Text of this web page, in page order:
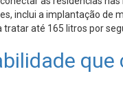
inclui a implantação
até 165 litros por